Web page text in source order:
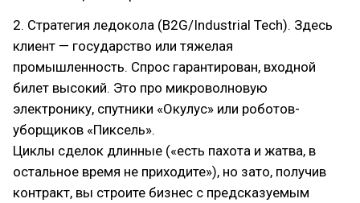
2. Стратегия ледокола (B2G/Industrial Tech). Здесь
клиент — государство или тяжелая
промышленность. Спрос гарантирован, входной
билет высокий. Это про микроволновую
электронику, спутники «Окулус» или роботов-
уборщиков «Пиксель».
Циклы сделок длинные («есть пахота и жатва, в
остальное время не приходите»), но зато, получив
контракт, вы строите бизнес с предсказуемым